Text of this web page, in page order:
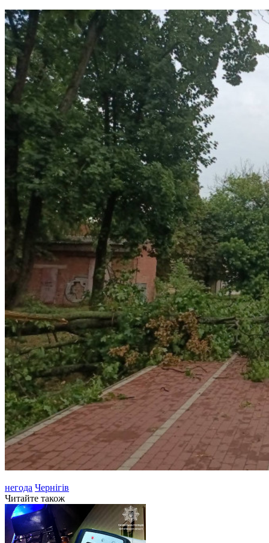
негода Чернігів
Читайте також